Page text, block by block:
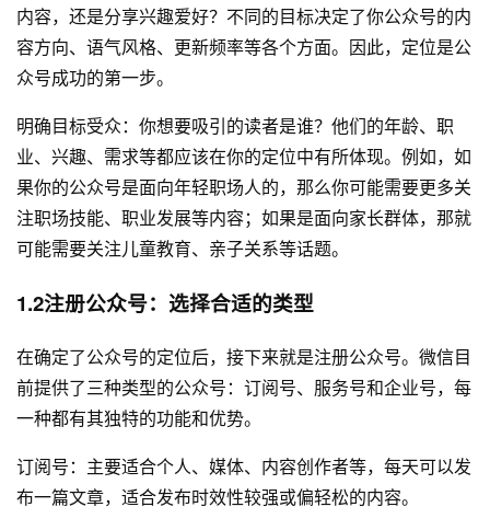
内容，还是分享兴趣爱好？不同的目标决定了你公众号的内
容方向、语气风格、更新频率等各个方面。因此，定位是公
众号成功的第一步。
明确目标受众：你想要吸引的读者是谁？他们的年龄、职
业、兴趣、需求等都应该在你的定位中有所体现。例如，如
果你的公众号是面向年轻职场人的，那么你可能需要更多关
注职场技能、职业发展等内容；如果是面向家长群体，那就
可能需要关注儿童教育、亲子关系等话题。
1.2注册公众号：选择合适的类型
在确定了公众号的定位后，接下来就是注册公众号。微信目
前提供了三种类型的公众号：订阅号、服务号和企业号，每
一种都有其独特的功能和优势。
订阅号：主要适合个人、媒体、内容创作者等，每天可以发
布一篇文章，适合发布时效性较强或偏轻松的内容。